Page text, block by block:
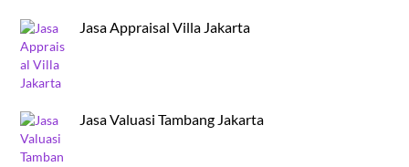
Jasa Appraisal Villa Jakarta
Jasa Valuasi Tambang Jakarta